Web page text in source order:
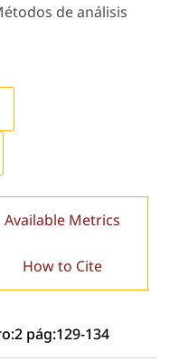
de análisis
Available Metrics
How to Cite
pág:129-134